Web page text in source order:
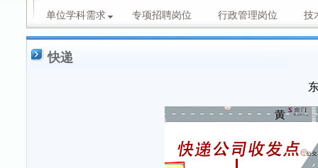
单位学科需求 专项招聘岗位 行政管理岗位 技
快递